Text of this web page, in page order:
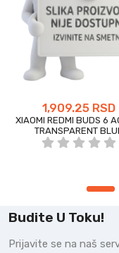
1,909.25 RSD
XIAOMI REDMI BUDS 6
TRANSPARENT
Budite U Toku!
Prijavite se na naš